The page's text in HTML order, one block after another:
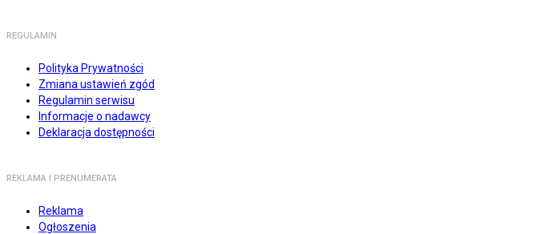
REGULAMIN
Polityka Prywatności
Zmiana ustawień zgód
Regulamin serwisu
Informacje o nadawcy
Deklaracja dostępności
REKLAMA I PRENUMERATA
Reklama
Ogłoszenia